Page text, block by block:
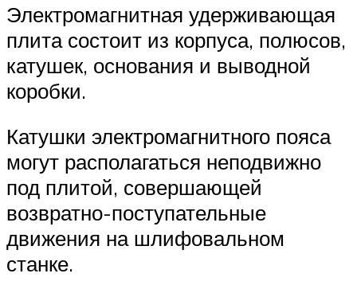
Электромагнитная удерживающая
плита состоит из корпуса, полюсов,
катушек, основания и выводной
коробки.
Катушки электромагнитного пояса
могут располагаться неподвижно
под плитой, совершающей
возвратно-поступательные
движения на шлифовальном
станке.